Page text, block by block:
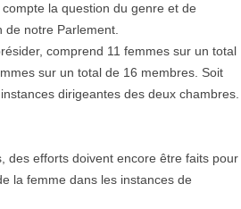
la question du genre et de
notre Parlement.
comprend 11 femmes sur un total
sur un total de 16 membres. Soit
dirigeantes des deux chambres.
des efforts doivent encore être faits pour
la femme dans les instances de